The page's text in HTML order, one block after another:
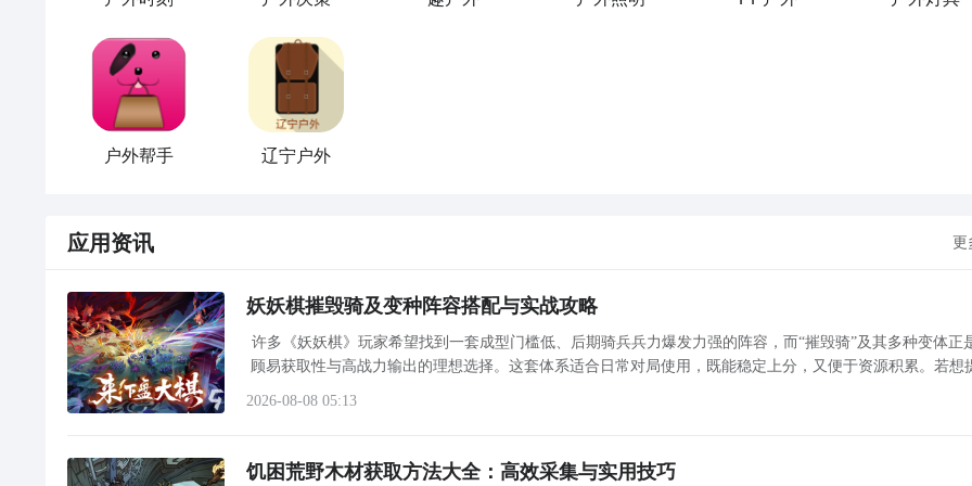
户外帮手 辽宁户外
应用资讯 更
妖妖棋摧毁骑及变种阵容搭配与实战攻略
许多《妖妖棋》玩家希望找到一套成型门槛低、后期骑兵兵力爆发力强的阵容，而“摧毁骑”及其多种变体正
顾易获取性与高战力输出的理想选择。这套体系适合日常对局使用，既能稳定上分，又便于资源积累。若想
2026-08-08 05:13
饥困荒野木材获取方法大全：高效采集与实用技巧